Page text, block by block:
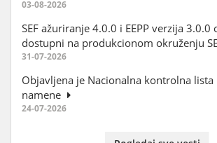
03-08-2026
SEF ažuriranje 4.0.0 i EEPP verzija 3.0.0
dostupni na produkcionom okruženju
31-07-2026
Objavljena je Nacionalna kontrolna
namene
24-07-2026